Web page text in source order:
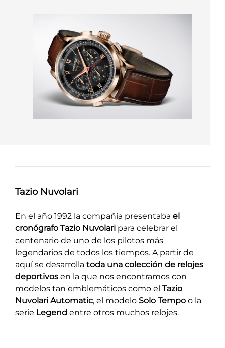
Tazio Nuvolari
En el año 1992 la compañía presentaba el
cronógrafo Tazio Nuvolari para celebrar el
centenario de uno de los pilotos más
legendarios de todos los tiempos. A partir de
aquí se desarrolla toda una colección de relojes
deportivos en la que nos encontramos con
modelos tan emblemáticos como el Tazio
Nuvolari Automatic, el modelo Solo Tempo o la
serie Legend entre otros muchos relojes.